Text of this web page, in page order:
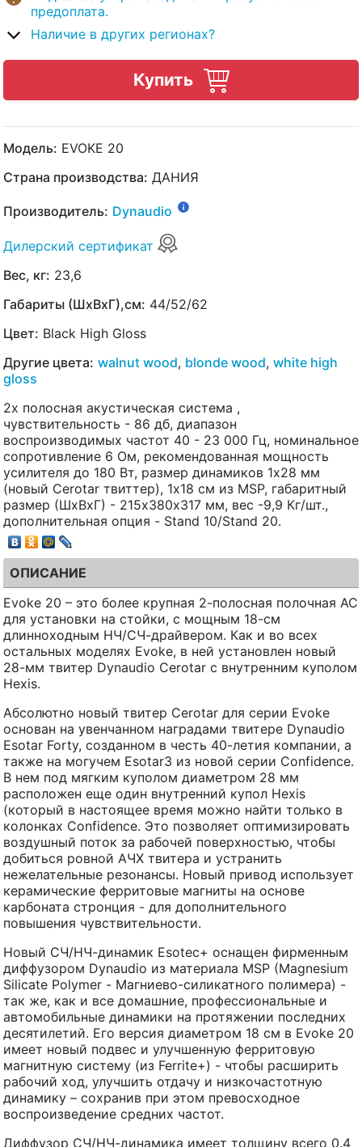
предоплата.
Наличие в других регионах?
Купить
Модель: EVOKE 20
Страна производства: ДАНИЯ
Производитель: Dynaudio
Дилерский сертификат
Вес, кг: 23,6
Габариты (ШхВхГ),см: 44/52/62
Цвет: Black High Gloss
Другие цвета: walnut wood, blonde wood, white high
gloss
2х полосная акустическая система ,
чувствительность - 86 дб, диапазон
воспроизводимых частот 40 - 23 000 Гц, номинальное
сопротивление 6 Ом, рекомендованная мощность
усилителя до 180 Вт, размер динамиков 1х28 мм
(новый Cerotar твиттер), 1х18 см из MSP, габаритный
размер (ШхВхГ) - 215х380х317 мм, вес -9,9 Кг/шт.,
дополнительная опция - Stand 10/Stand 20.
ОПИСАНИЕ
Evoke 20 – это более крупная 2-полосная полочная АС
для установки на стойки, с мощным 18-см
длинноходным НЧ/СЧ-драйвером. Как и во всех
остальных моделях Evoke, в ней установлен новый
28-мм твитер Dynaudio Cerotar с внутренним куполом
Hexis.
Абсолютно новый твитер Cerotar для серии Evoke
основан на увенчанном наградами твитере Dynaudio
Esotar Forty, созданном в честь 40-летия компании, а
также на могучем Esotar3 из новой серии Confidence.
В нем под мягким куполом диаметром 28 мм
расположен еще один внутренний купол Hexis
(который в настоящее время можно найти только в
колонках Confidence. Это позволяет оптимизировать
воздушный поток за рабочей поверхностью, чтобы
добиться ровной АЧХ твитера и устранить
нежелательные резонансы. Новый привод использует
керамические ферритовые магниты на основе
карбоната стронция - для дополнительного
повышения чувствительности.
Новый СЧ/НЧ-динамик Esotec+ оснащен фирменным
диффузором Dynaudio из материала MSP (Magnesium
Silicate Polymer - Магниево-силикатного полимера) -
так же, как и все домашние, профессиональные и
автомобильные динамики на протяжении последних
десятилетий. Его версия диаметром 18 см в Evoke 20
имеет новый подвес и улучшенную ферритовую
магнитную систему (из Ferrite+) - чтобы расширить
рабочий ход, улучшить отдачу и низкочастотную
динамику – сохранив при этом превосходное
воспроизведение средних частот.
Диффузор СЧ/НЧ-динамика имеет толщину всего 0.4